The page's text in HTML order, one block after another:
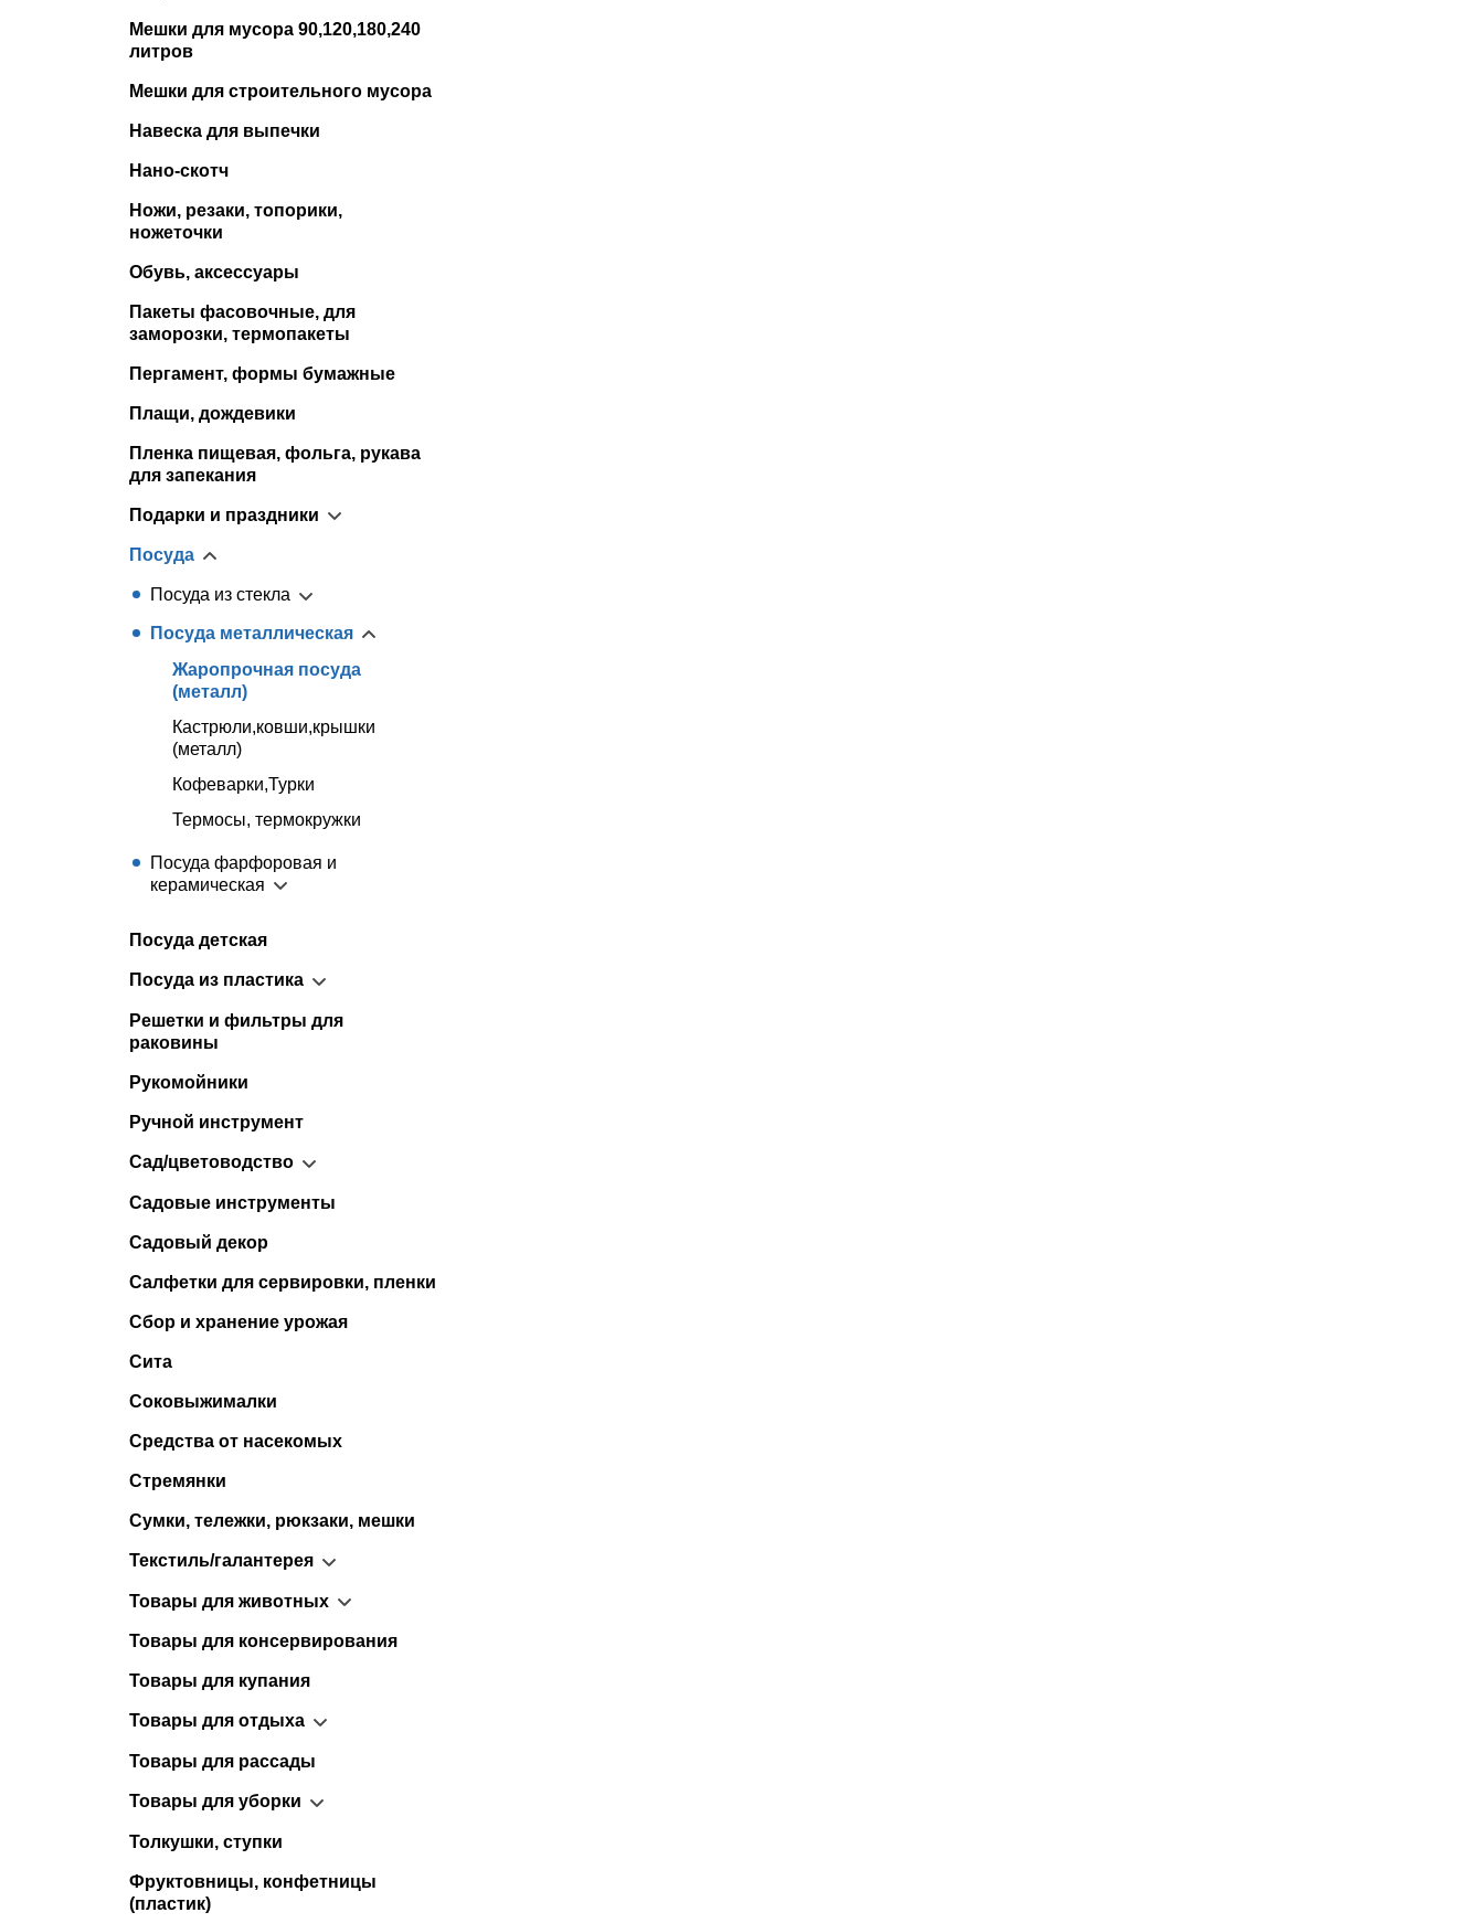
Мешки для мусора 90,120,180,240
литров
Мешки для строительного мусора
Навеска для выпечки
Нано-скотч
Ножи, резаки, топорики,
ножеточки
Обувь, аксессуары
Пакеты фасовочные, для
заморозки, термопакеты
Пергамент, формы бумажные
Плащи, дождевики
Пленка пищевая, фольга, рукава
для запекания
Подарки и праздники
Посуда
Посуда из стекла
Посуда металлическая
Жаропрочная посуда
(металл)
Кастрюли,ковши,крышки
(металл)
Кофеварки,Турки
Термосы, термокружки
Посуда фарфоровая и
керамическая
Посуда детская
Посуда из пластика
Решетки и фильтры для
раковины
Рукомойники
Ручной инструмент
Сад/цветоводство
Садовые инструменты
Садовый декор
Салфетки для сервировки, пленки
Сбор и хранение урожая
Сита
Соковыжималки
Средства от насекомых
Стремянки
Сумки, тележки, рюкзаки, мешки
Текстиль/галантерея
Товары для животных
Товары для консервирования
Товары для купания
Товары для отдыха
Товары для рассады
Товары для уборки
Толкушки, ступки
Фруктовницы, конфетницы
(пластик)